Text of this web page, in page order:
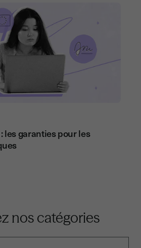
les garanties pour les
nos catégories